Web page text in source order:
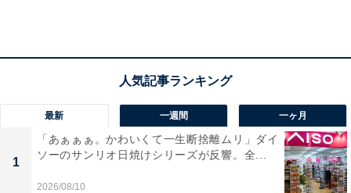
水道代：3500円
車（維持費）：1万円
※回答者コメントは原文ママです
最新 一週間 一ヶ月
1
「あぁぁぁ。かわいくて一生断捨離ムリ」ダイ
ソーのサンリオ日焼けシリーズが反響。全...
2026/08/10